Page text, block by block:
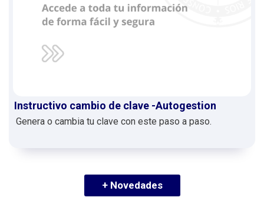
Instructivo cambio de clave -Autogestion
Genera o cambia tu clave con este paso a paso.
+ Novedades